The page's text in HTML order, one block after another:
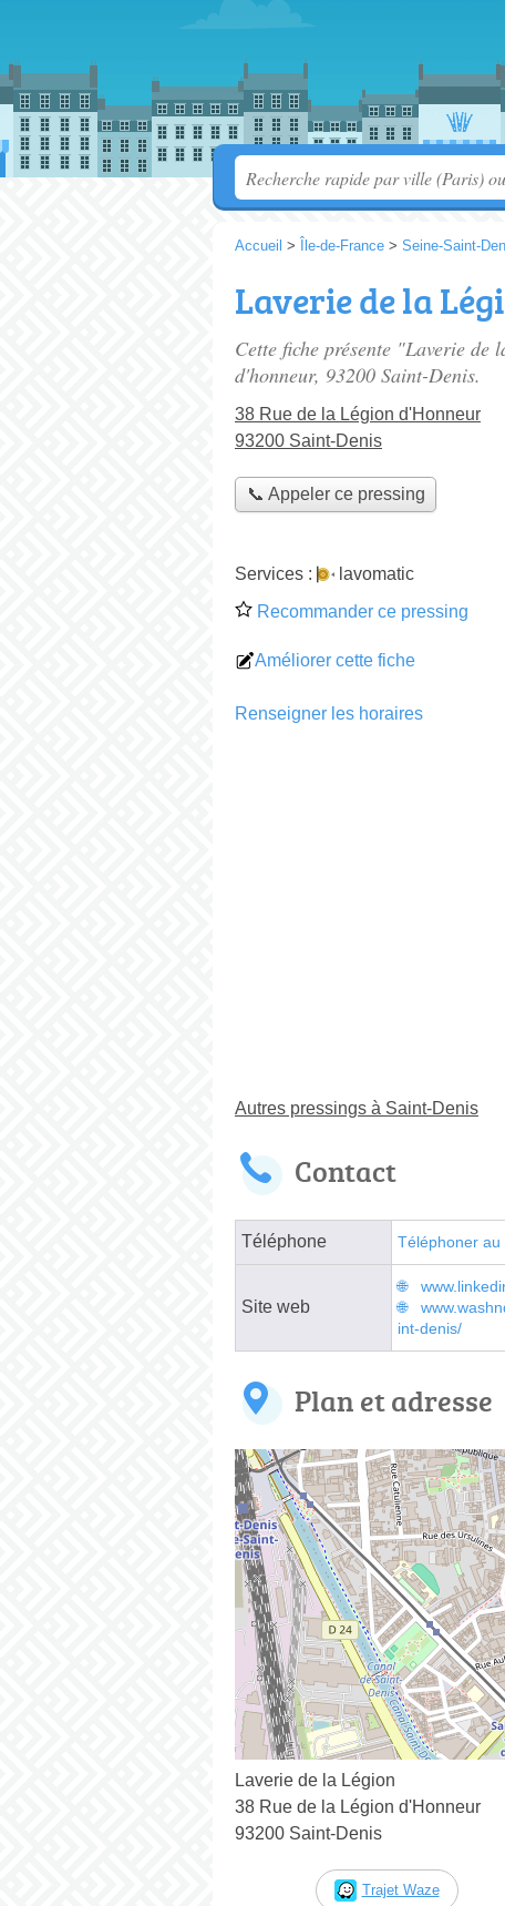
Accueil > Île-de-France > Seine-Saint-
Laverie de la
Cette fiche présente "Laverie de
d'honneur, 93200 Saint-Denis.
38 Rue de la Légion d'Honneur
93200 Saint-Denis
📞 Appeler ce pressing
Services :
lavomatic
Recommander ce pressing
Améliorer cette fiche
Renseigner les horaires
Autres pressings à Saint-Denis
Contact
Téléphone Téléphoner au
Site web
int-denis/
Plan et adresse
Laverie de la Légion
38 Rue de la Légion d'Honneur
93200 Saint-Denis
Trajet Waze